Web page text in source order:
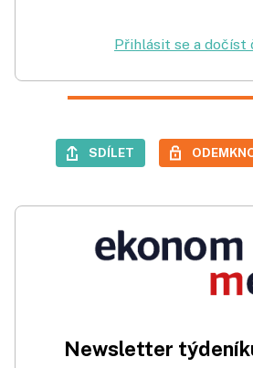
Přihlásit se a dočíst
SDÍLET
Newsletter